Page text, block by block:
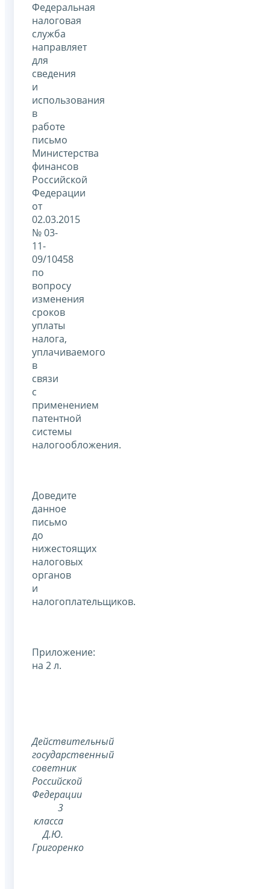
Федеральная
налоговая
служба
направляет
для
сведения
и
использования
в
работе
письмо
Министерства
финансов
Российской
Федерации
от
02.03.2015
№ 03-
11-
09/10458
по
вопросу
изменения
сроков
уплаты
налога,
уплачиваемого
в
связи
с
применением
патентной
системы
налогообложения.
Доведите
данное
письмо
до
нижестоящих
налоговых
органов
и
налогоплательщиков.
Приложение:
на 2 л.
Действительный
государственный
советник
Российской
Федерации
3
класса
Д.Ю.
Григоренко